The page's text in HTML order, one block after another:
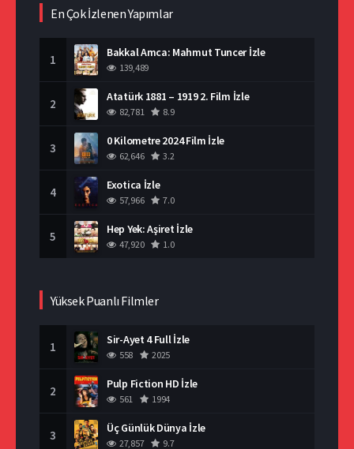
En Çok İzlenen Yapımlar
1 Bakkal Amca: Mahmut Tuncer İzle
139,489
2 Atatürk 1881 – 1919 2. Film İzle
82,781 8.9
3 0 Kilometre 2024 Film İzle
62,646 3.2
4 Exotica İzle
57,966 7.0
5 Hep Yek: Aşiret İzle
47,920 1.0
Yüksek Puanlı Filmler
1 Sir-Ayet 4 Full İzle
558 2025
2 Pulp Fiction HD İzle
561 1994
3 Üç Günlük Dünya İzle
27,857 9.7